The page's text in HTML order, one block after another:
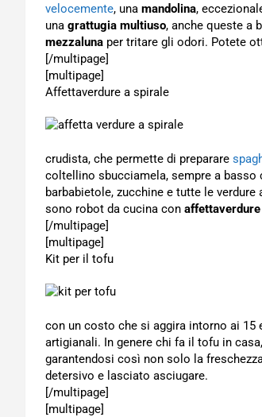
velocemente, una mandolina,
una grattugia multiuso, anche queste a
mezzaluna per tritare gli odori. Potete
[/multipage]
[multipage]
Affettaverdure a spirale
crudista, che permette di preparare
coltellino sbucciamela, sempre a basso
barbabietole, zucchine e tutte le
sono robot da cucina con
[/multipage]
[multipage]
Kit per il tofu
con un costo che si aggira intorno ai 15
artigianali. In genere chi fa il tofu in
garantendosi così non solo la
detersivo e lasciato asciugare.
[/multipage]
[multipage]